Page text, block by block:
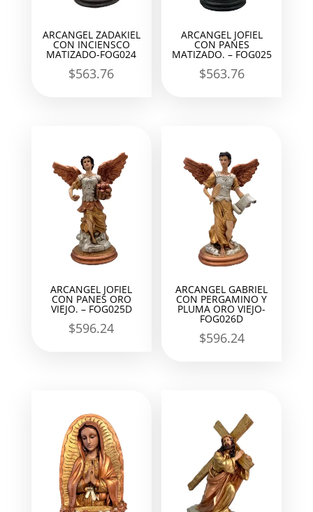
ARCANGEL ZADAKIEL
CON INCIENSCO
MATIZADO-FOG024
$563.76
ARCANGEL JOFIEL
CON PANES
MATIZADO. – FOG025
$563.76
ARCANGEL JOFIEL
CON PANES ORO
VIEJO. – FOG025D
$596.24
ARCANGEL GABRIEL
CON PERGAMINO Y
PLUMA ORO VIEJO-
FOG026D
$596.24